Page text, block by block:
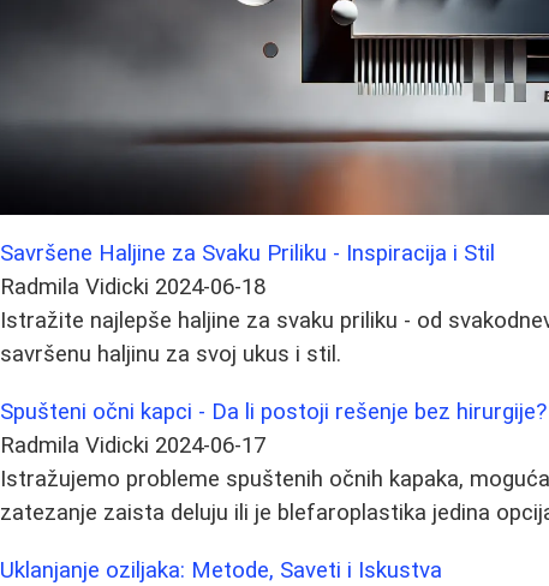
Savršene Haljine za Svaku Priliku - Inspiracija i Stil
Radmila Vidicki 2024-06-18
Istražite najlepše haljine za svaku priliku - od
savršenu haljinu za svoj ukus i stil.
Spušteni očni kapci - Da li postoji rešenje bez hirurgije?
Radmila Vidicki 2024-06-17
Istražujemo probleme spuštenih očnih kapaka,
zatezanje zaista deluju ili je blefaroplastika jedina
Uklanjanje oziljaka: Metode, Saveti i Iskustva